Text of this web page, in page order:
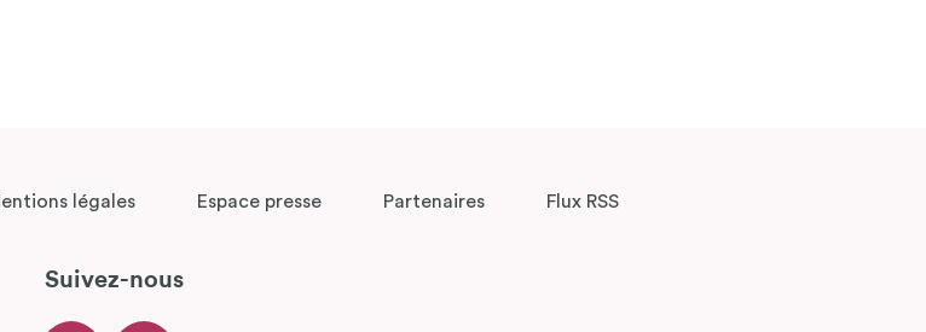
légales Espace presse Partenaires Flux RSS
Suivez-nous